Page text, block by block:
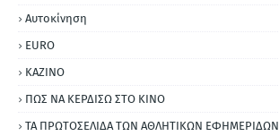
Αυτοκίνηση
ΕURO
ΚΑΖΙΝΟ
ΠΩΣ ΝΑ ΚΕΡΔΙΣΩ ΣΤΟ ΚΙΝΟ
ΤΑ ΠΡΩΤΟΣΕΛΙΔΑ ΤΩΝ ΑΘΛΗΤΙΚΩΝ ΕΦΗΜΕΡΙΔΩΝ